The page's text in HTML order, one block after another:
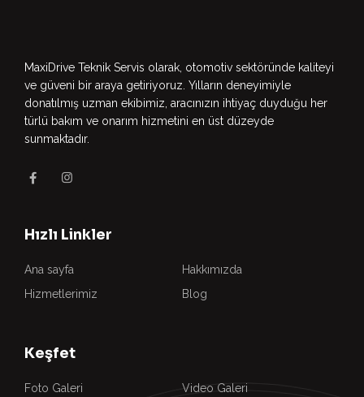
MaxiDrive Teknik Servis olarak, otomotiv sektöründe kaliteyi
ve güveni bir araya getiriyoruz. Yılların deneyimiyle
donatılmış uzman ekibimiz, aracınızın ihtiyaç duyduğu her
türlü bakım ve onarım hizmetini en üst düzeyde
sunmaktadır.
Hızlı Linkler
Ana sayfa
Hakkımızda
Hizmetlerimiz
Blog
Keşfet
Foto Galeri Video Galeri